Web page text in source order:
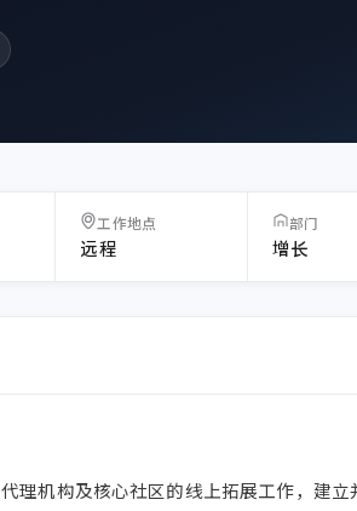
工作地点
远程
部门
增长
理机构及核心社区的线上拓展工作，建